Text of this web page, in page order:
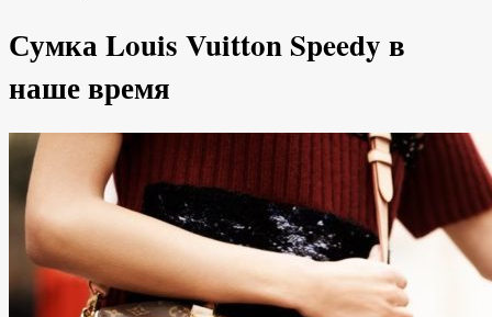
Сумка Louis Vuitton Speedy в
наше время